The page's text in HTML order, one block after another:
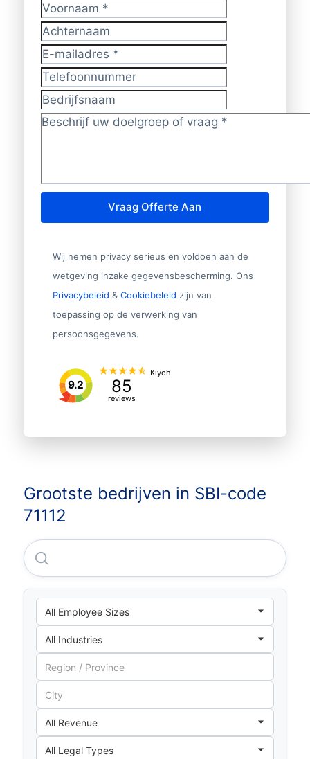
Voornaam*
Achternaam
E-mailadres*
Telefoonnummer
Bedrijfsnaam
Doelgroep/vraag?
*
Vraag Offerte Aan
Wij nemen privacy serieus en voldoen aan de
wetgeving inzake gegevensbescherming. Ons
Privacybeleid & Cookiebeleid zijn van
toepassing op de verwerking van
persoonsgegevens.
9.2 85
reviews
Kiyoh
Grootste bedrijven in SBI-code
71112